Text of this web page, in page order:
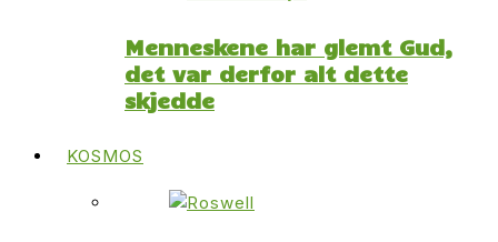
Menneskene har glemt Gud,
det var derfor alt dette
skjedde
KOSMOS